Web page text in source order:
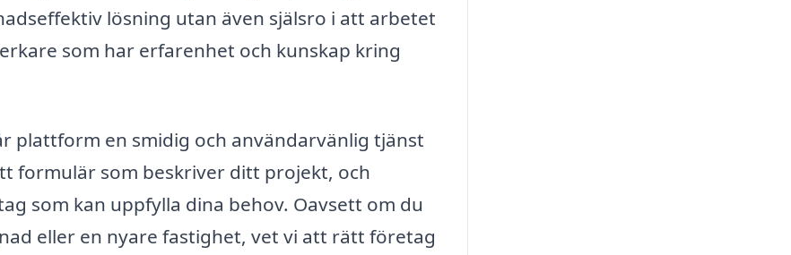
lösning utan även själsro i att arbetet
som har erfarenhet och kunskap kring
plattform en smidig och användarvänlig tjänst
formulär som beskriver ditt projekt, och
som kan uppfylla dina behov. Oavsett om du
eller en nyare fastighet, vet vi att rätt företag